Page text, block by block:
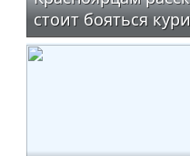
стоит бояться